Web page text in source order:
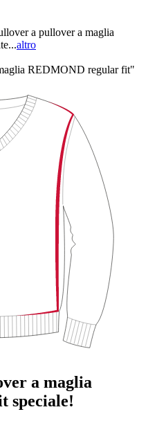
a pullover a maglia
altro
REDMOND regular fit"
a maglia
speciale!